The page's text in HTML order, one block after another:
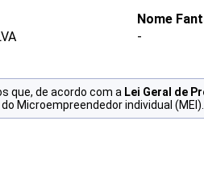
Nome
-
que, de acordo com a Lei Geral de
Microempreendedor individual (MEI).